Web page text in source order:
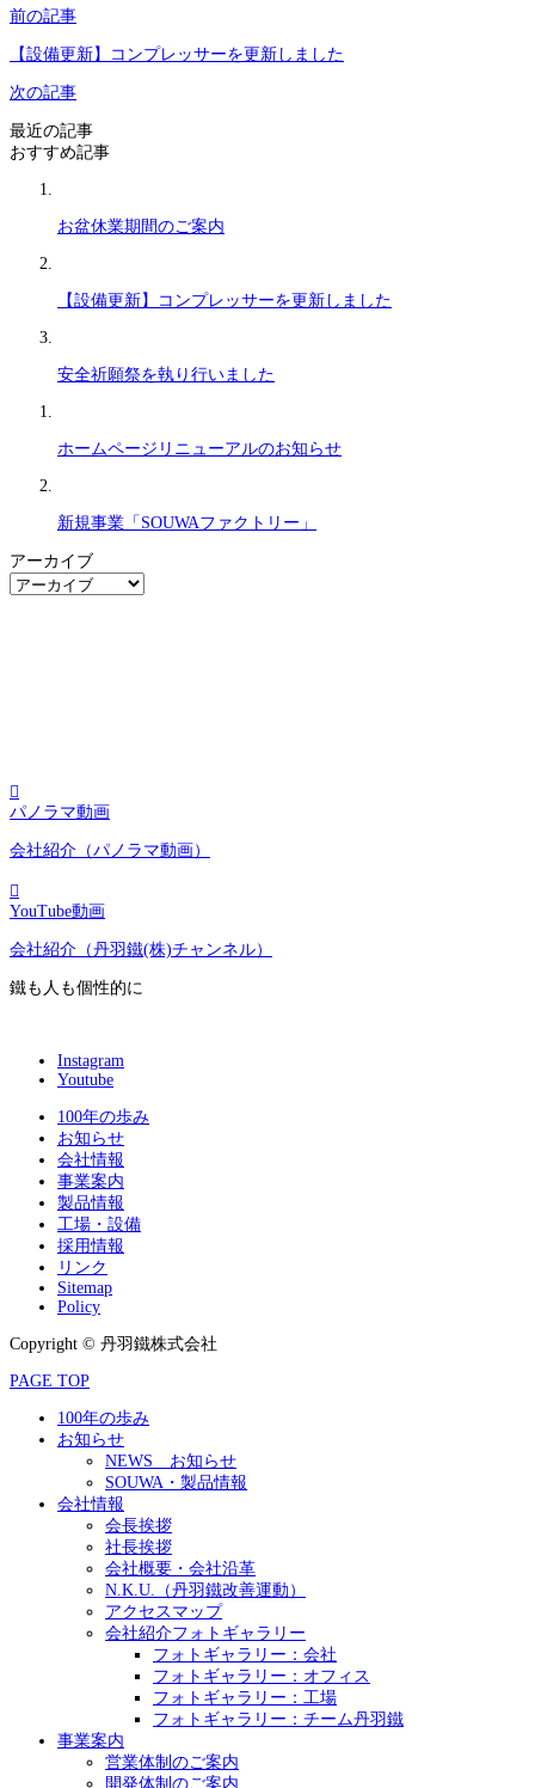
前の記事
【設備更新】コンプレッサーを更新しました
次の記事
最近の記事
おすすめ記事
お盆休業期間のご案内
【設備更新】コンプレッサーを更新しました
安全祈願祭を執り行いました
ホームページリニューアルのお知らせ
新規事業「SOUWAファクトリー」
アーカイブ
ア

パノラマ動画
会社紹介（パノラマ動画）

YouTube動画
会社紹介（丹羽鐵(株)チャンネル）
鐵も人も個性的に
Instagram
Youtube
100年の歩み
お知らせ
会社情報
事業案内
製品情報
工場・設備
採用情報
リンク
Sitemap
Policy
Copyright © 丹羽鐵株式会社
PAGE TOP
100年の歩み
お知らせ
NEWS お知らせ
SOUWA・製品情報
会社情報
会長挨拶
社長挨拶
会社概要・会社沿革
N.K.U.（丹羽鐵改善運動）
アクセスマップ
会社紹介フォトギャラリー
フォトギャラリー：会社
フォトギャラリー：オフィス
フォトギャラリー：工場
フォトギャラリー：チーム丹羽鐵
事業案内
営業体制のご案内
開発体制のご案内